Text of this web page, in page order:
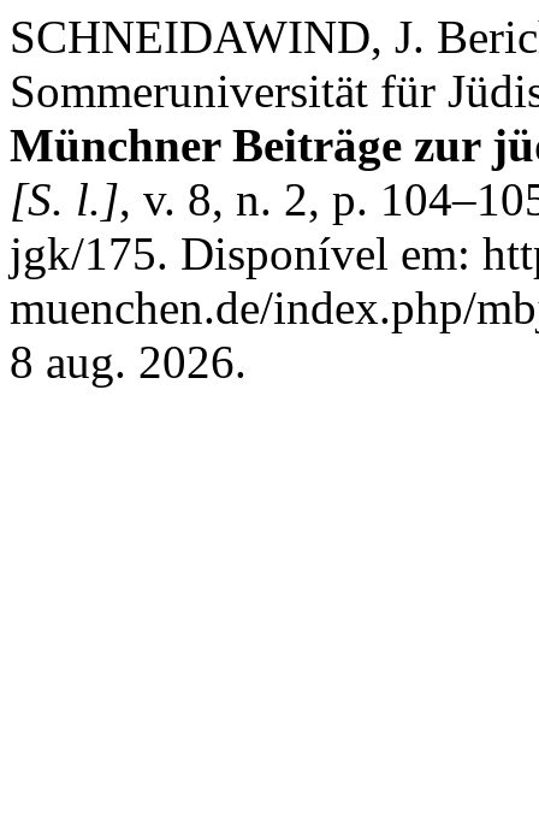
SCHNEIDAWIND, J.
Sommeruniversität für
Münchner Beiträge zur
[S. l.], v. 8, n. 2, p.
jgk/175. Disponível em:
muenchen.de/index.php/
8 aug. 2026.